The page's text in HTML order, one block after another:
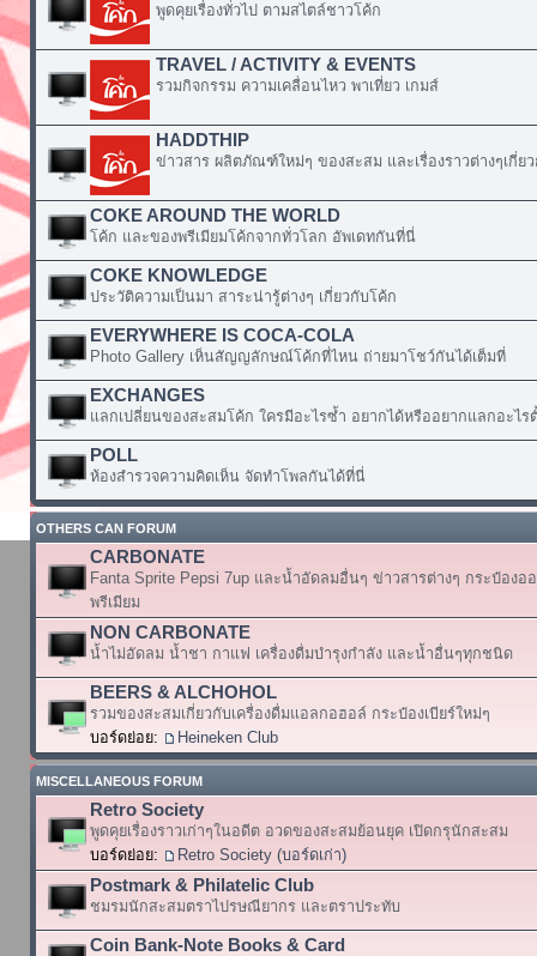
พูดคุยเรื่องทั่วไป ตามสไตล์ชาวโค้ก
TRAVEL / ACTIVITY & EVENTS
รวมกิจกรรม ความเคลื่อนไหว พาเที่ยว เกมส์
HADDTHIP
ข่าวสาร ผลิตภัณฑ์ใหม่ๆ ของสะสม และเรื่องราวต่างๆเกี่ย
COKE AROUND THE WORLD
โค้ก และของพรีเมียมโค้กจากทั่วโลก อัพเดทกันที่นี่
COKE KNOWLEDGE
ประวัติความเป็นมา สาระน่ารู้ต่างๆ เกี่ยวกับโค้ก
EVERYWHERE IS COCA-COLA
Photo Gallery เห็นสัญญลักษณ์โค้กที่ไหน ถ่ายมาโชว์กันได้เต็มที่
EXCHANGES
แลกเปลี่ยนของสะสมโค้ก ใครมีอะไรซ้ำ อยากได้หรืออยากแลกอะไร
POLL
ห้องสำรวจความคิดเห็น จัดทำโพลกันได้ที่นี่
OTHERS CAN FORUM
CARBONATE
Fanta Sprite Pepsi 7up และน้ำอัดลมอื่นๆ ข่าวสารต่างๆ กระป๋องอ
พรีเมียม
NON CARBONATE
น้ำไม่อัดลม น้ำชา กาแฟ เครื่องดื่มบำรุงกำลัง และน้ำอื่นๆทุกชนิด
BEERS & ALCHOHOL
รวมของสะสมเกี่ยวกับเครื่องดื่มแอลกอฮอล์ กระป๋องเบียร์ใหม่ๆ
บอร์ดย่อย:
Heineken Club
MISCELLANEOUS FORUM
Retro Society
พูดคุยเรื่องราวเก่าๆในอดีต อวดของสะสมย้อนยุค เปิดกรุนักสะสม
บอร์ดย่อย:
Retro Society (บอร์ดเก่า)
Postmark & Philatelic Club
ชมรมนักสะสมตราไปรษณียากร และตราประทับ
Coin Bank-Note Books & Card